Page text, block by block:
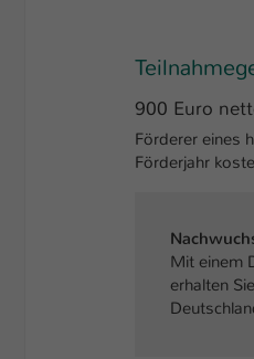
900 Euro
Förderer eines
Förderjahr
Mit einem
erhalten